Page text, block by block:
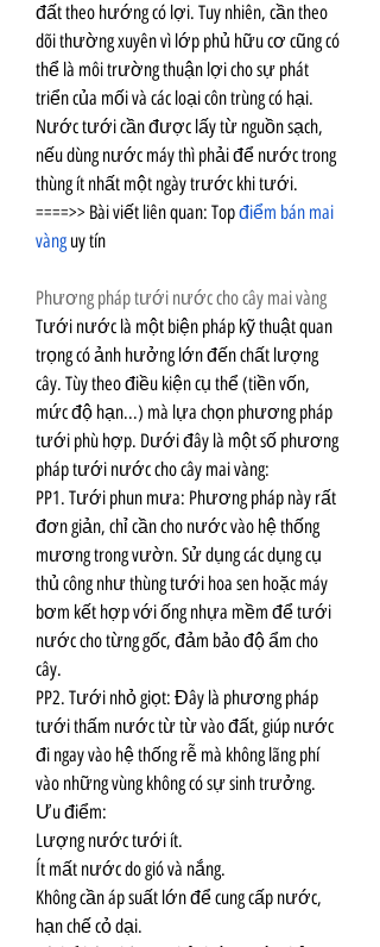
đất theo hướng có lợi. Tuy nhiên, cần theo
dõi thường xuyên vì lớp phủ hữu cơ cũng có
thể là môi trường thuận lợi cho sự phát
triển của mối và các loại côn trùng có hại.
Nước tưới cần được lấy từ nguồn sạch,
nếu dùng nước máy thì phải để nước trong
thùng ít nhất một ngày trước khi tưới.
====>> Bài viết liên quan: Top điểm bán mai
vàng uy tín
Phương pháp tưới nước cho cây mai vàng
Tưới nước là một biện pháp kỹ thuật quan
trọng có ảnh hưởng lớn đến chất lượng
cây. Tùy theo điều kiện cụ thể (tiền vốn,
mức độ hạn...) mà lựa chọn phương pháp
tưới phù hợp. Dưới đây là một số phương
pháp tưới nước cho cây mai vàng:
PP1. Tưới phun mưa: Phương pháp này rất
đơn giản, chỉ cần cho nước vào hệ thống
mương trong vườn. Sử dụng các dụng cụ
thủ công như thùng tưới hoa sen hoặc máy
bơm kết hợp với ống nhựa mềm để tưới
nước cho từng gốc, đảm bảo độ ẩm cho
cây.
PP2. Tưới nhỏ giọt: Đây là phương pháp
tưới thấm nước từ từ vào đất, giúp nước
đi ngay vào hệ thống rễ mà không lãng phí
vào những vùng không có sự sinh trưởng.
Ưu điểm:
Lượng nước tưới ít.
Ít mất nước do gió và nắng.
Không cần áp suất lớn để cung cấp nước,
hạn chế cỏ dại.